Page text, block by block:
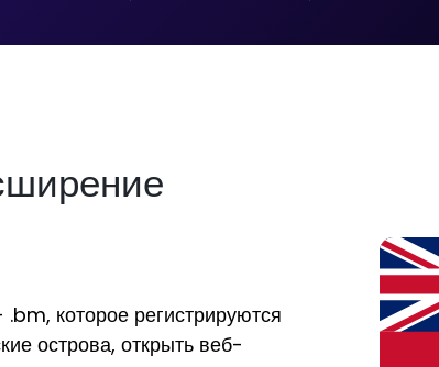
которое регистрируются
острова, открыть веб-